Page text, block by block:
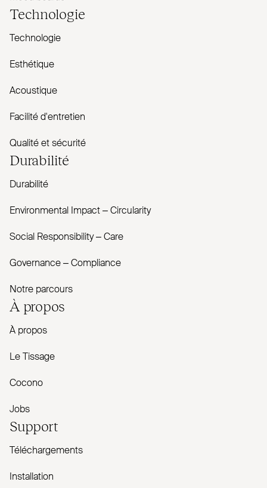
Technologie
Technologie
Esthétique
Acoustique
Facilité d'entretien
Qualité et sécurité
Durabilité
Durabilité
Envi­ronmental Impact – Cir­cularity
Social Responsibility – Care
Governance – Com­pliance
Notre parcours
À propos
À propos
Le Tissage
Cocono
Jobs
Support
Téléchargements
Installation